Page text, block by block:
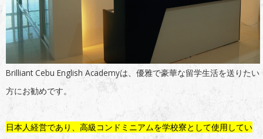
Brilliant Cebu English Academyは、優雅で豪華な留学生活を送りたい
方にお勧めです。
日本人経営であり、高級コンドミニアムを学校寮として使用してい